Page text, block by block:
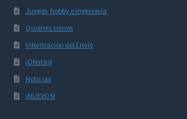
Juegos, hobby e ingeniería
Quienes somos
Información del Envío
¡Ofertas!
Noticias
¡NUEVOS!